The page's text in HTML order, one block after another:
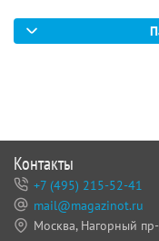
Контакты
+7 (495) 215-52-41
mail@magazinot.ru
Москва, Нагорный пр-